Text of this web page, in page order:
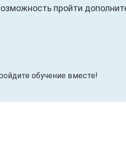
пройти
обучение вместе!